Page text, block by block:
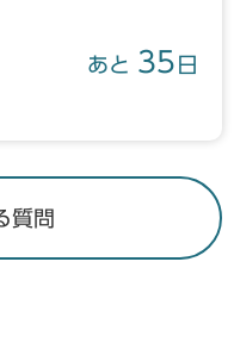
あと 35 日
質問